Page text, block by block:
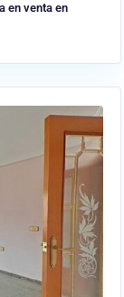
en venta en